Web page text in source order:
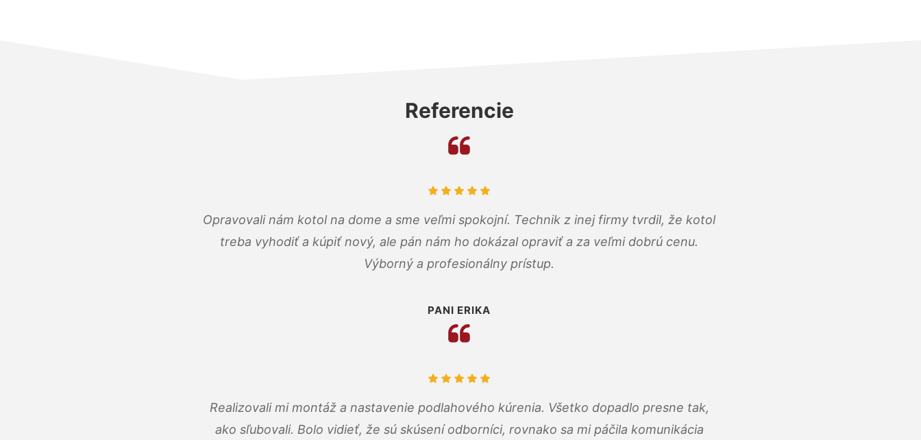
Referencie
Opravovali nám kotol na dome a sme veľmi spokojní. Technik z inej firmy tvrdil, že kotol
treba vyhodiť a kúpiť nový, ale pán nám ho dokázal opraviť a za veľmi dobrú cenu.
Výborný a profesionálny prístup.
PANI ERIKA
Realizovali mi montáž a nastavenie podlahového kúrenia. Všetko dopadlo presne tak,
ako sľubovali. Bolo vidieť, že sú skúsení odborníci, rovnako sa mi páčila komunikácia